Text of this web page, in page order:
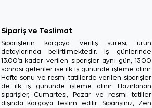
Sipariş ve Teslimat
Siparişlerin kargoya veriliş süresi, ürün
detaylarında belirtilmektedir. İş günlerinde
13.00'a kadar verilen siparişler aynı gün, 13.00
sonrası gelenler ise ilk iş gününde işleme alınır.
Hafta sonu ve resmi tatillerde verilen siparişler
de ilk iş gününde işleme alınır. Hazırlanan
siparişler, Cumartesi, Pazar ve resmi tatiller
dışında kargoya teslim edilir. Siparişiniz, Zen